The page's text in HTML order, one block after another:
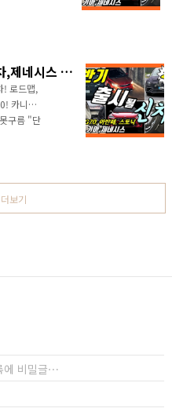
비교
? 어느덧
알려드
기에 출
페이스리
산 풀체
1부! 하반기 출시될 현대차,기아차,제네시스 신차! 출시일정! Korea Vehicles in 2020! 싼타페페이스리프트! 카니발! 스팅어! 투싼!
! 로드맵,
카니발!
구름 "단
분석 자
에도 많은
습니다.
거운 시간
보기
에 비밀글⋯